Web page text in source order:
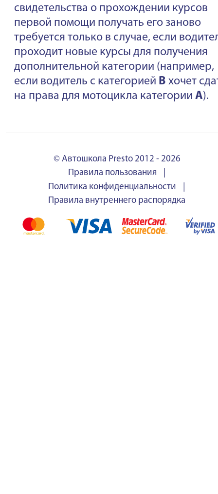
свидетельства о прохождении курсов
первой помощи получать его заново
требуется только в случае, если
проходит новые курсы для получения
дополнительной категории (например,
если водитель с категорией B хочет
на права для мотоцикла категории A).
© Автошкола Presto 2012 - 2026
Правила пользования
Политика конфиденциальности
Правила внутреннего распорядка